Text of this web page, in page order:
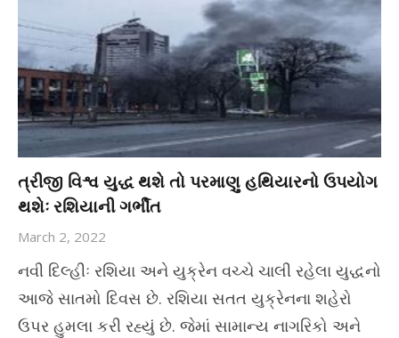
ત્રીજી વિશ્વ યુદ્ધ થશે તો પરમાણુ હથિયારનો ઉપયોગ
થશેઃ રશિયાની ગર્ભીત
March 2, 2022
નવી દિલ્હીઃ રશિયા અને યુક્રેન વચ્ચે ચાલી રહેલા યુદ્ધનો
આજે સાતમો દિવસ છે. રશિયા સતત યુક્રેનના શહેરો
ઉપર હુમલા કરી રહ્યું છે. જેમાં સામાન્ય નાગરિકો અને